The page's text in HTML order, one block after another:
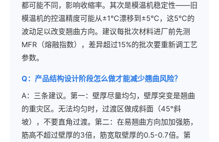
都可能不同，影响收缩率。其次是模温机稳定性——旧
模温机的控温精度可能从±1℃漂移到±5℃，这5℃的
波动足以改变翘曲方向。建议每批次材料进厂前先测
MFR（熔融指数），差异超过15%的批次要重新调工艺
参数。
Q：产品结构设计阶段怎么做才能减少翘曲风险？
A：三条建议。第一：壁厚尽量均匀，壁厚突变是翘曲
的重灾区。无法均匀时，过渡区做成斜面（45°斜
坡），不要直角过渡。第二：在易翘曲方向加加强筋，
筋高不超过壁厚的3倍，筋宽取壁厚的0.5-0.7倍。第